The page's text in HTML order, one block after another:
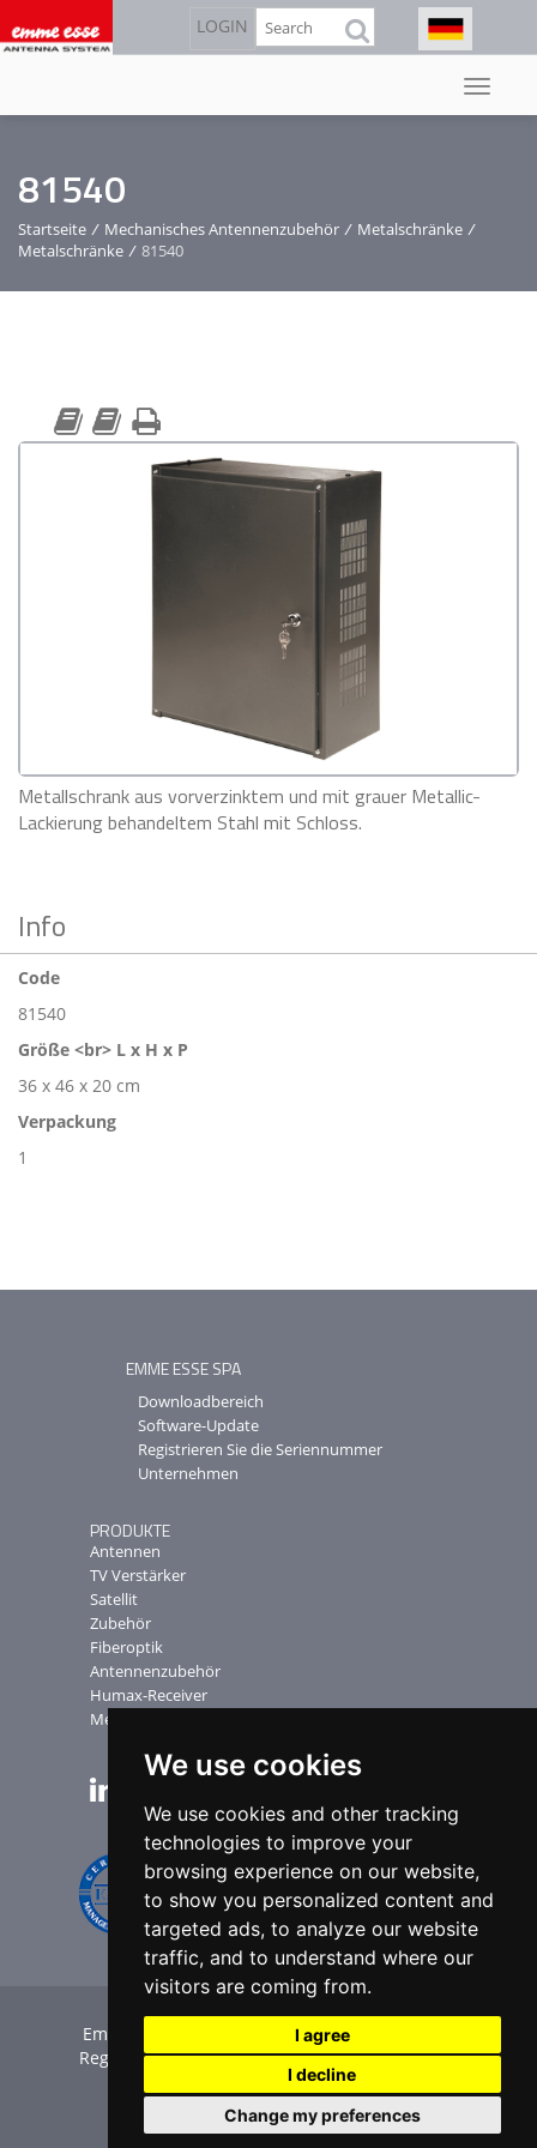
We use cookies
We use cookies and other tracking
technologies to improve your
browsing experience on our website,
to show you personalized content and
targeted ads, to analyze our website
traffic, and to understand where our
visitors are coming from.
I agree
I decline
Change my preferences
zum
Inhalt
LOGIN Suche
81540
Startseite / Mechanisches Antennenzubehör / Metalschränke /
Metalschränke / 81540
Metallschrank aus vorverzinktem und mit grauer Metallic-
Lackierung behandeltem Stahl mit Schloss.
Info
Code
81540
Größe <br> L x H x P
36 x 46 x 20 cm
Verpackung
1
EMME ESSE SPA
Downloadbereich
Software-Update
Registrieren Sie die Seriennummer
Unternehmen
PRODUKTE
Antennen
TV Verstärker
Satellit
Zubehör
Fiberoptik
Antennenzubehör
Humax-Receiver
Messgerate
Emme Esse SpA | P.Iva IT00551360985 | C.F. e
Reg. Imp. BS 00294210174 |Credits|Privacy|
Cookie Policy|
Einstellungen
Zuletzt aktualisiert : 01/08/2026